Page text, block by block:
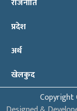
राजनीति
प्रदेश
अर्थ
खेलकुद
Copyright